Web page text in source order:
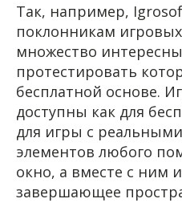
Так, например,
поклонникам
множество
протестировать
бесплатной основе.
доступны как для
для игры с
элементов любого
окно, а вместе с ним
завершающее